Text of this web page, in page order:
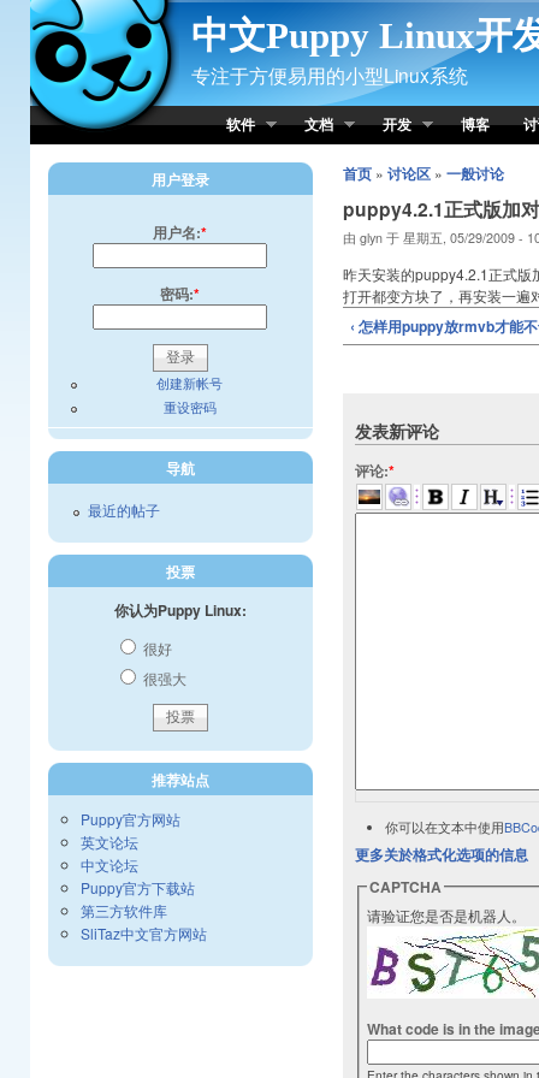
Skip to Content
中文Puppy Linux开
专注于方便易用的小型Linux系统
软件 文档 开发 博客
首页» 讨论区» 一般讨论
puppy4.2.1正式版加
由 glyn 于 星期五, 05/29/2009 -
昨天安装的puppy4.2.1正式版
打开都变方块了，再安装一遍
‹ 怎样用puppy放rmvb才能
发表新评论
评论:*
你可以在文本中使用
更多关於格式化选项的信息
CAPTCHA
请验证您是否是机器人。
What code is in the
用户登录
用户名:*
密码:*
创建新帐号
重设密码
导航
最近的帖子
投票
你认为Puppy Linux:
很好
很强大
推荐站点
Puppy官方网站
英文论坛
中文论坛
Puppy官方下载站
第三方软件库
SliTaz中文官方网站